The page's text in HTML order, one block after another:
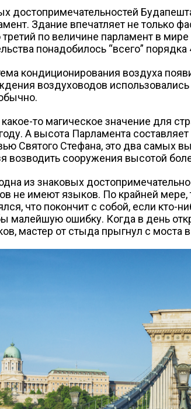
достопримечательностей
Здание впечатляет не только
третий по величине парламент в
понадобилось “всего”
кондиционирования воздуха
воздуховодов
то магическое значение для
А высота Парламента
Святого Стефана, это два самых
возводить сооружения высотой
из знаковых
не имеют языков. По крайней
что покончит с собой, если кто-
малейшую ошибку. Когда в день
мастер от стыда прыгнул с моста